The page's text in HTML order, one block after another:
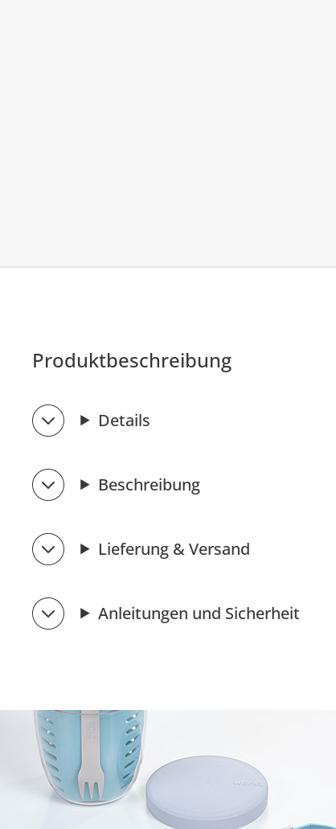
Produktbeschreibung
Details
Beschreibung
Lieferung & Versand
Anleitungen und Sicherheit